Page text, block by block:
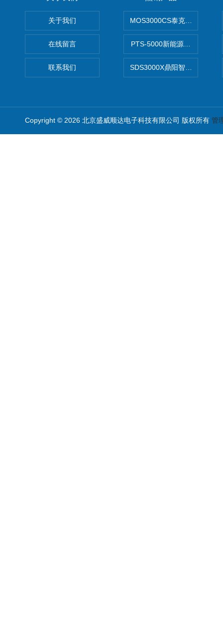
关于我们
在线留言
联系我们
MOS3000CS泰克2G高带宽
PTS-5000新能源开发设计及
SDS3000X鼎阳智能示波器
Copyright © 2026 北京盛威顺达电子科技有限公司 版权所有 管